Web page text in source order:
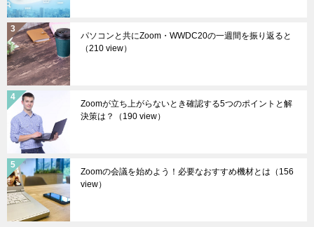
パソコンと共にZoom・WWDC20の一週間を振り返ると
（210 view）
Zoomが立ち上がらないとき確認する5つのポイントと解
決策は？
（190 view）
Zoomの会議を始めよう！必要なおすすめ機材とは （156
view）